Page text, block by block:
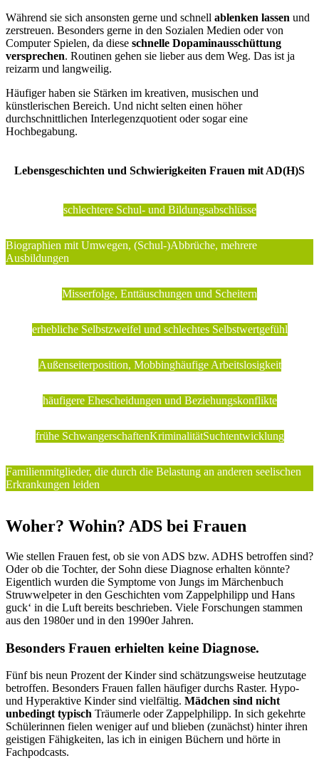
Während sie sich ansonsten gerne und schnell ablenken lassen und
zerstreuen. Besonders gerne in den Sozialen Medien oder von
Computer Spielen, da diese schnelle Dopaminausschüttung
versprechen. Routinen gehen sie lieber aus dem Weg. Das ist ja
reizarm und langweilig.
Häufiger haben sie Stärken im kreativen, musischen und
künstlerischen Bereich. Und nicht selten einen höher
durchschnittlichen Interlegenzquotient oder sogar eine
Hochbegabung.
Lebensgeschichten und Schwierigkeiten Frauen mit AD(H)S
schlechtere Schul- und Bildungsabschlüsse
Biographien mit Umwegen, (Schul-)Abbrüche, mehrere
Ausbildungen
Misserfolge, Enttäuschungen und Scheitern
erhebliche Selbstzweifel und schlechtes Selbstwertgefühl
Außenseiterposition, Mobbinghäufige Arbeitslosigkeit
häufigere Ehescheidungen und Beziehungskonflikte
frühe SchwangerschaftenKriminalitätSuchtentwicklung
Familienmitglieder, die durch die Belastung an anderen seelischen
Erkrankungen leiden
Woher? Wohin? ADS bei Frauen
Wie stellen Frauen fest, ob sie von ADS bzw. ADHS betroffen sind?
Oder ob die Tochter, der Sohn diese Diagnose erhalten könnte?
Eigentlich wurden die Symptome von Jungs im Märchenbuch
Struwwelpeter in den Geschichten vom Zappelphilipp und Hans
guck‘ in die Luft bereits beschrieben. Viele Forschungen stammen
aus den 1980er und in den 1990er Jahren.
Besonders Frauen erhielten keine Diagnose.
Fünf bis neun Prozent der Kinder sind schätzungsweise heutzutage
betroffen. Besonders Frauen fallen häufiger durchs Raster. Hypo-
und Hyperaktive Kinder sind vielfältig. Mädchen sind nicht
unbedingt typisch Träumerle oder Zappelphilipp. In sich gekehrte
Schülerinnen fielen weniger auf und blieben (zunächst) hinter ihren
geistigen Fähigkeiten, las ich in einigen Büchern und hörte in
Fachpodcasts.